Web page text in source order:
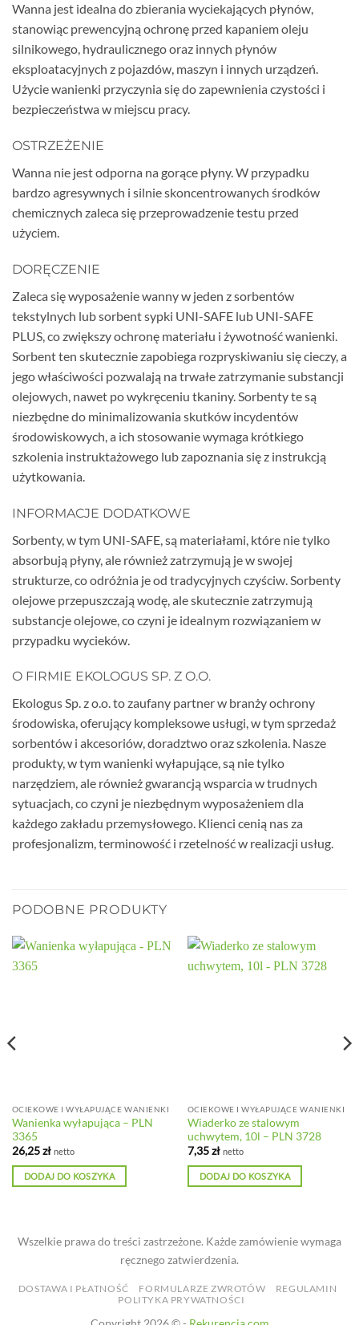
Wanna jest idealna do zbierania wyciekających płynów,
stanowiąc prewencyjną ochronę przed kapaniem oleju
silnikowego, hydraulicznego oraz innych płynów
eksploatacyjnych z pojazdów, maszyn i innych urządzeń.
Użycie wanienki przyczynia się do zapewnienia czystości i
bezpieczeństwa w miejscu pracy.
OSTRZEŻENIE
Wanna nie jest odporna na gorące płyny. W przypadku
bardzo agresywnych i silnie skoncentrowanych środków
chemicznych zaleca się przeprowadzenie testu przed
użyciem.
DORĘCZENIE
Zaleca się wyposażenie wanny w jeden z sorbentów
tekstylnych lub sorbent sypki UNI-SAFE lub UNI-SAFE
PLUS, co zwiększy ochronę materiału i żywotność wanienki.
Sorbent ten skutecznie zapobiega rozpryskiwaniu się cieczy, a
jego właściwości pozwalają na trwałe zatrzymanie substancji
olejowych, nawet po wykręceniu tkaniny. Sorbenty te są
niezbędne do minimalizowania skutków incydentów
środowiskowych, a ich stosowanie wymaga krótkiego
szkolenia instruktażowego lub zapoznania się z instrukcją
użytkowania.
INFORMACJE DODATKOWE
Sorbenty, w tym UNI-SAFE, są materiałami, które nie tylko
absorbują płyny, ale również zatrzymują je w swojej
strukturze, co odróżnia je od tradycyjnych czyściw. Sorbenty
olejowe przepuszczają wodę, ale skutecznie zatrzymują
substancje olejowe, co czyni je idealnym rozwiązaniem w
przypadku wycieków.
O FIRMIE EKOLOGUS SP. Z O.O.
Ekologus Sp. z o.o. to zaufany partner w branży ochrony
środowiska, oferujący kompleksowe usługi, w tym sprzedaż
sorbentów i akcesoriów, doradztwo oraz szkolenia. Nasze
produkty, w tym wanienki wyłapujące, są nie tylko
narzędziem, ale również gwarancją wsparcia w trudnych
sytuacjach, co czyni je niezbędnym wyposażeniem dla
każdego zakładu przemysłowego. Klienci cenią nas za
profesjonalizm, terminowość i rzetelność w realizacji usług.
PODOBNE PRODUKTY
OCIEKOWE I WYŁAPUJĄCE WANIENKI
Wanienka wyłapująca – PLN
3365
26,25zł netto
DODAJ DO KOSZYKA
OCIEKOWE I WYŁAPUJĄCE WANIENKI
Wiaderko ze stalowym
uchwytem, 10l – PLN 3728
7,35zł netto
DODAJ DO KOSZYKA
Wszelkie prawa do treści zastrzeżone. Każde zamówienie wymaga
ręcznego zatwierdzenia.
DOSTAWA I PŁATNOŚĆ FORMULARZE ZWROTÓW
REGULAMIN
POLITYKA PRYWATNOŚCI